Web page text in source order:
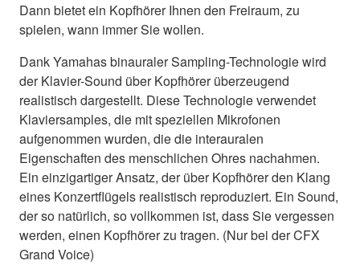
Dann bietet ein Kopfhörer Ihnen den Freiraum, zu
spielen, wann immer Sie wollen.
Dank Yamahas binauraler Sampling-Technologie wird
der Klavier-Sound über Kopfhörer überzeugend
realistisch dargestellt. Diese Technologie verwendet
Klaviersamples, die mit speziellen Mikrofonen
aufgenommen wurden, die die interauralen
Eigenschaften des menschlichen Ohres nachahmen.
Ein einzigartiger Ansatz, der über Kopfhörer den Klang
eines Konzertflügels realistisch reproduziert. Ein Sound,
der so natürlich, so vollkommen ist, dass Sie vergessen
werden, einen Kopfhörer zu tragen. (Nur bei der CFX
Grand Voice)